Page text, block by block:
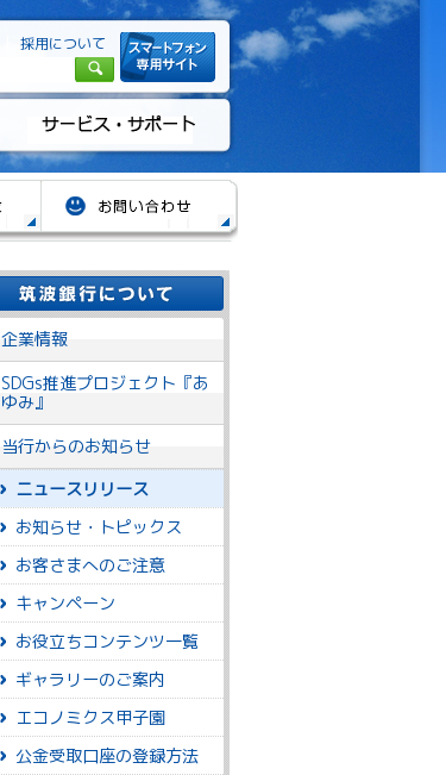
採用について
企業情報
SDGs推進プロジェクト『あ
ゆみ』
当行からのお知らせ
ニュースリリース
お知らせ・トピックス
お客さまへのご注意
キャンペーン
お役立ちコンテンツ一覧
ギャラリーのご案内
エコノミクス甲子園
公金受取口座の登録方法